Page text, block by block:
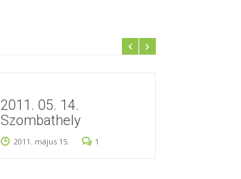
2011. 05. 14.
Szombathely
2011. május 15. 1